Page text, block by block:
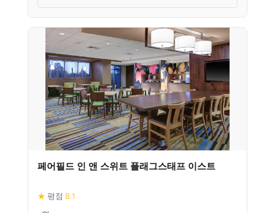
페어필드 인 앤 스위트 플래그스태프 이스트
★ 평점 8.1